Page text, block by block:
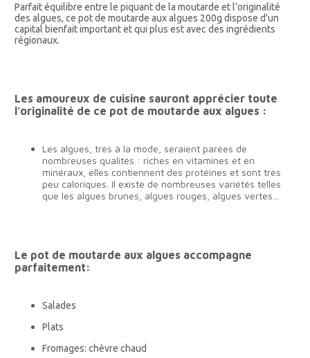
Parfait équilibre entre le piquant de la moutarde et l'originalité
des algues, ce pot de moutarde aux algues 200g dispose d'un
capital bienfait important et qui plus est avec des ingrédients
régionaux.
Les amoureux de cuisine sauront apprécier toute
l'originalité de ce pot de moutarde aux algues :
Les algues, très à la mode, seraient parées de
nombreuses qualités : riches en vitamines et en
minéraux, elles contiennent des protéines et sont très
peu caloriques. Il existe de nombreuses variétés telles
que les algues brunes, algues rouges, algues vertes...
Le pot de moutarde aux algues accompagne
parfaitement:
Salades
Plats
Fromages: chèvre chaud